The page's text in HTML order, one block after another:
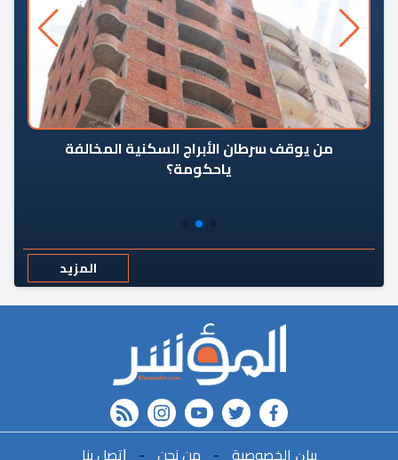
من يوقف سرطان الأبراج السكنية المخالفة
ياحكومة؟
المزيد
FACEBOOK
twitter
youtube
instagram
rss feed